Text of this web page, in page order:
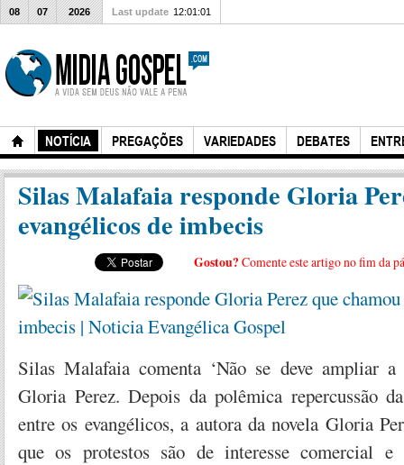
NOTÍCIA PREGAÇÕES VARIEDADES DEBATES
08 07 2026 Last update 12:01:01
Silas Malafaia responde Gloria
evangélicos de imbecis
Gostou? Comente este artigo no fim da
Silas Malafaia comenta ‘Não se deve ampliar a
Gloria Perez. Depois da polêmica repercussão
entre os evangélicos, a autora da novela Gloria
que os protestos são de interesse comercial